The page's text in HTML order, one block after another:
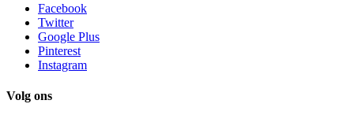
Facebook
Twitter
Google Plus
Pinterest
Instagram
Volg ons